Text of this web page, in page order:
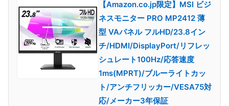
【Amazon.co.jp限定】MSI ビジ
ネスモニター PRO MP2412 薄
型 VAパネル フルHD/23.8イン
チ/HDMI/DisplayPort/リフレッ
シュレート100Hz/応答速度
1ms(MPRT)/ブルーライトカッ
ト/アンチフリッカー/VESA75対
応/メーカー3年保証